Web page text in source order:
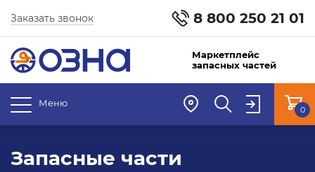
8 800 250 21 01
Заказать звонок
Маркетплейс
запасных частей
Меню
0
Запасные части